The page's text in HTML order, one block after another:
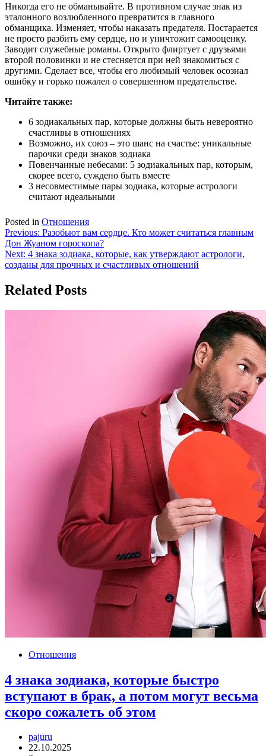
Никогда его не обманывайте. В противном случае знак из
эталонного возлюбленного превратится в главного
обманщика. Изменяет, чтобы наказать предателя. Постарается
не просто разбить ему сердце, но и уничтожит самооценку.
Заводит служебные романы. Открыто флиртует с друзьями
второй половинки и не стесняется при ней знакомиться с
другими. Сделает все, чтобы его любимый человек осознал
ошибку и горько пожалел о совершенном предательстве.
Читайте также:
6 зодиакальных пар, которые должны быть невероятно
счастливы в отношениях
Возможно, их союз – это шанс на счастье: уникальные
парочки среди знаков зодиака
Повенчанные небесами: 5 зодиакальных пар, которым,
скорее всего, суждено быть вместе
3 несовместимые пары зодиака, которые астрологи
считают идеальными
Posted in Отношения
Навигация
по
записям
Previous: Разобьют вам сердце. Кто может считаться главным
Дон Жуаном гороскопа?
Next: 4 знака зодиака, которые, как утверждают астрологи,
созданы для прочных и счастливых отношений
Related Posts
Отношения
4 знака зодиака, которые быстро
вступают в брак, а потом могут весьма
скоро сожалеть об этом
pajuru
22.10.2025